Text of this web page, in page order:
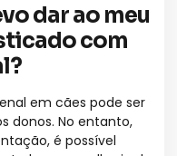
dar ao meu
com
em cães pode ser
donos. No entanto,
é possível